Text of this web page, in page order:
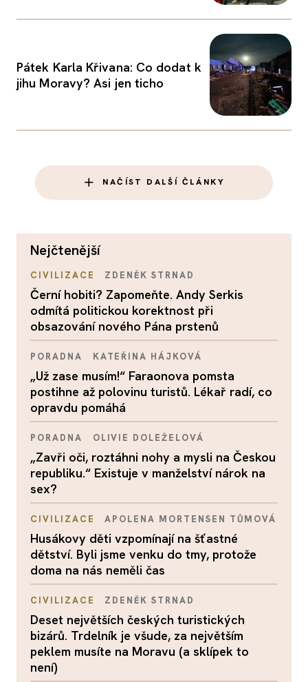
Pátek Karla Křivana: Co dodat k
jihu Moravy? Asi jen ticho
NAČÍST DALŠÍ ČLÁNKY
nejčtenější
CIVILIZACE ZDENĚK STRNAD
Černí hobiti? Zapomeňte. Andy Serkis
odmítá politickou korektnost při
obsazování nového Pána prstenů
PORADNA KATEŘINA HÁJKOVÁ
„Už zase musím!“ Faraonova pomsta
postihne až polovinu turistů. Lékař radí, co
opravdu pomáhá
PORADNA OLIVIE DOLEŽELOVÁ
„Zavři oči, roztáhni nohy a mysli na Českou
republiku.“ Existuje v manželství nárok na
sex?
CIVILIZACE APOLENA MORTENSEN TŮMOVÁ
Husákovy děti vzpomínají na šťastné
dětství. Byli jsme venku do tmy, protože
doma na nás neměli čas
CIVILIZACE ZDENĚK STRNAD
Deset největších českých turistických
bizárů. Trdelník je všude, za největším
peklem musíte na Moravu (a sklípek to
není)